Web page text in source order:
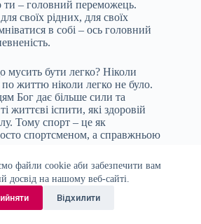
файли cookie аби забезпечити вам
досвід на нашому веб-сайті.
Відхилити
ти – головний переможець.
своїх рідних, для своїх
в собі – ось головний
бути легко? Ніколи
життю ніколи легко не було.
Бог дає більше сили та
іспити, які здоровій
Тому спорт – це як
спортсменом, а справжньою
приділяється уваги темі